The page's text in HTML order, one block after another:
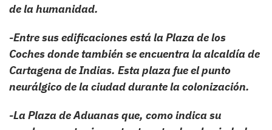
de la humanidad.
-Entre sus edificaciones está la Plaza de los
Coches donde también se encuentra la alcaldía de
Cartagena de Indias. Esta plaza fue el punto
neurálgico de la ciudad durante la colonización.
-La Plaza de Aduanas que, como indica su